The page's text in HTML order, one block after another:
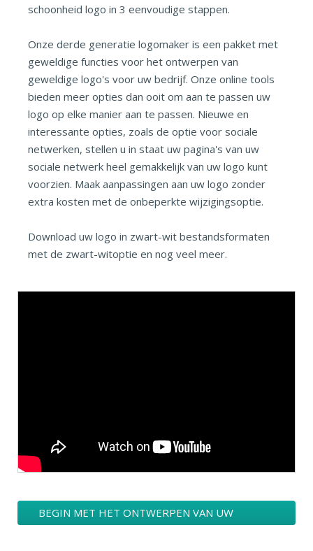
schoonheid logo in 3 eenvoudige stappen.
Onze derde generatie logomaker is een pakket met
geweldige functies voor het ontwerpen van
geweldige logo's voor uw bedrijf. Onze online tools
bieden meer opties dan ooit om aan te passen uw
logo op elke manier aan te passen. Nieuwe en
interessante opties, zoals de optie voor sociale
netwerken, stellen u in staat uw pagina's van uw
sociale netwerk heel gemakkelijk van uw logo kunt
voorzien. Maak aanpassingen aan uw logo zonder
extra kosten met de onbeperkte wijzigingsoptie.
Download uw logo in zwart-wit bestandsformaten
met de zwart-witoptie en nog veel meer.
BEGIN MET HET ONTWERPEN VAN UW